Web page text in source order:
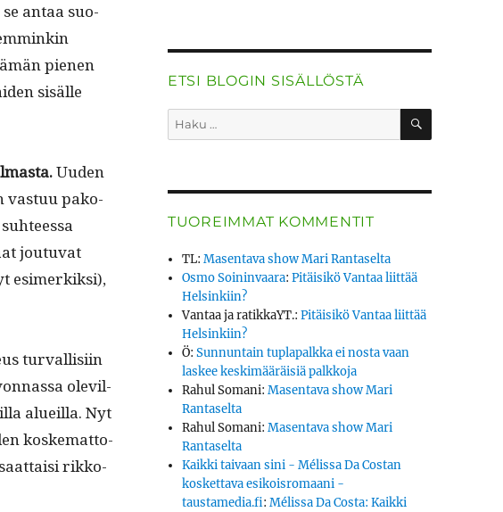
antaa suo­
pienen
sisälle
Uuden
vas­tuu pako­
joutu­vat
esimerkik­si),
tur­val­lisi­in
olevil­
alueil­la. Nyt
koske­mat­to­
rikko­
ETSI BLOGIN SISÄLLÖSTÄ
Etsi: HAKU
TUOREIMMAT KOMMENTIT
TL:Masentava show Mari Rantaselta
Osmo Soininvaara:Pitäisikö Vantaa liittää
Helsinkiin?
Vantaa ja ratikkaYT.:Pitäisikö Vantaa liittää
Helsinkiin?
Ö:Sunnuntain tuplapalkka ei nosta vaan
laskee keskimääräisiä palkkoja
Rahul Somani:Masentava show Mari
Rantaselta
Rahul Somani:Masentava show Mari
Rantaselta
Kaikki taivaan sini - Mélissa Da Costan
koskettava esikoisromaani -
taustamedia.fi:Mélissa Da Costa: Kaikki